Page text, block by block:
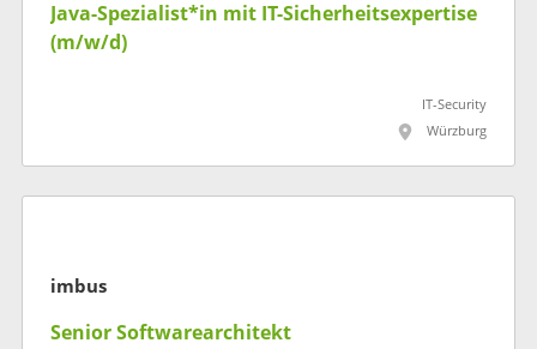
Java-Spezialist*in mit IT-Sicherheitsexpertise
(m/w/d)
IT-Security
Würzburg
imbus
Senior Softwarearchitekt